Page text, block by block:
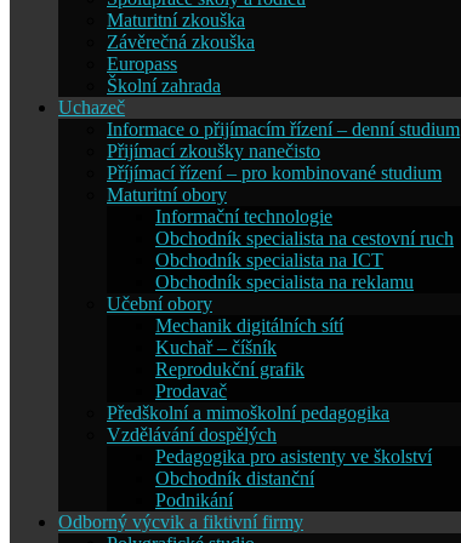
Maturitní zkouška
Závěrečná zkouška
Europass
Školní zahrada
Uchazeč
Informace o přijímacím řízení – denní studium
Přijímací zkoušky nanečisto
Příjímací řízení – pro kombinované studium
Maturitní obory
Informační technologie
Obchodník specialista na cestovní ruch
Obchodník specialista na ICT
Obchodník specialista na reklamu
Učební obory
Mechanik digitálních sítí
Kuchař – číšník
Reprodukční grafik
Prodavač
Předškolní a mimoškolní pedagogika
Vzdělávání dospělých
Pedagogika pro asistenty ve školství
Obchodník distanční
Podnikání
Odborný výcvik a fiktivní firmy